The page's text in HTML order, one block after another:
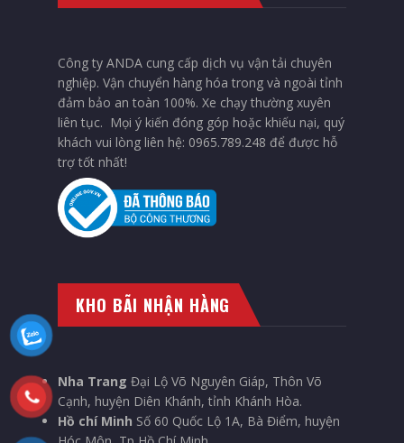
Công ty ANDA cung cấp dịch vụ vận tải chuyên
nghiệp. Vận chuyển hàng hóa trong và ngoài tỉnh
đảm bảo an toàn 100%. Xe chạy thường xuyên
liên tục. Mọi ý kiến đóng góp hoặc khiếu nại, quý
khách vui lòng liên hệ: 0965.789.248 để được hỗ
trợ tốt nhất!
KHO BÃI NHẬN HÀNG
Nha Trang Đại Lộ Võ Nguyên Giáp, Thôn Võ
Cạnh, huyện Diên Khánh, tỉnh Khánh Hòa.
Hồ chí Minh Số 60 Quốc Lộ 1A, Bà Điểm, huyện